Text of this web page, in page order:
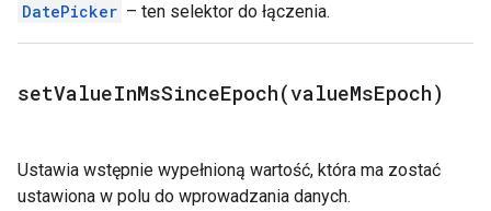
DatePicker – ten selektor do łączenia.
setValueInMsSinceEpoch(valueMsEpoch)
Ustawia wstępnie wypełnioną wartość, która ma zostać
ustawiona w polu do wprowadzania danych.